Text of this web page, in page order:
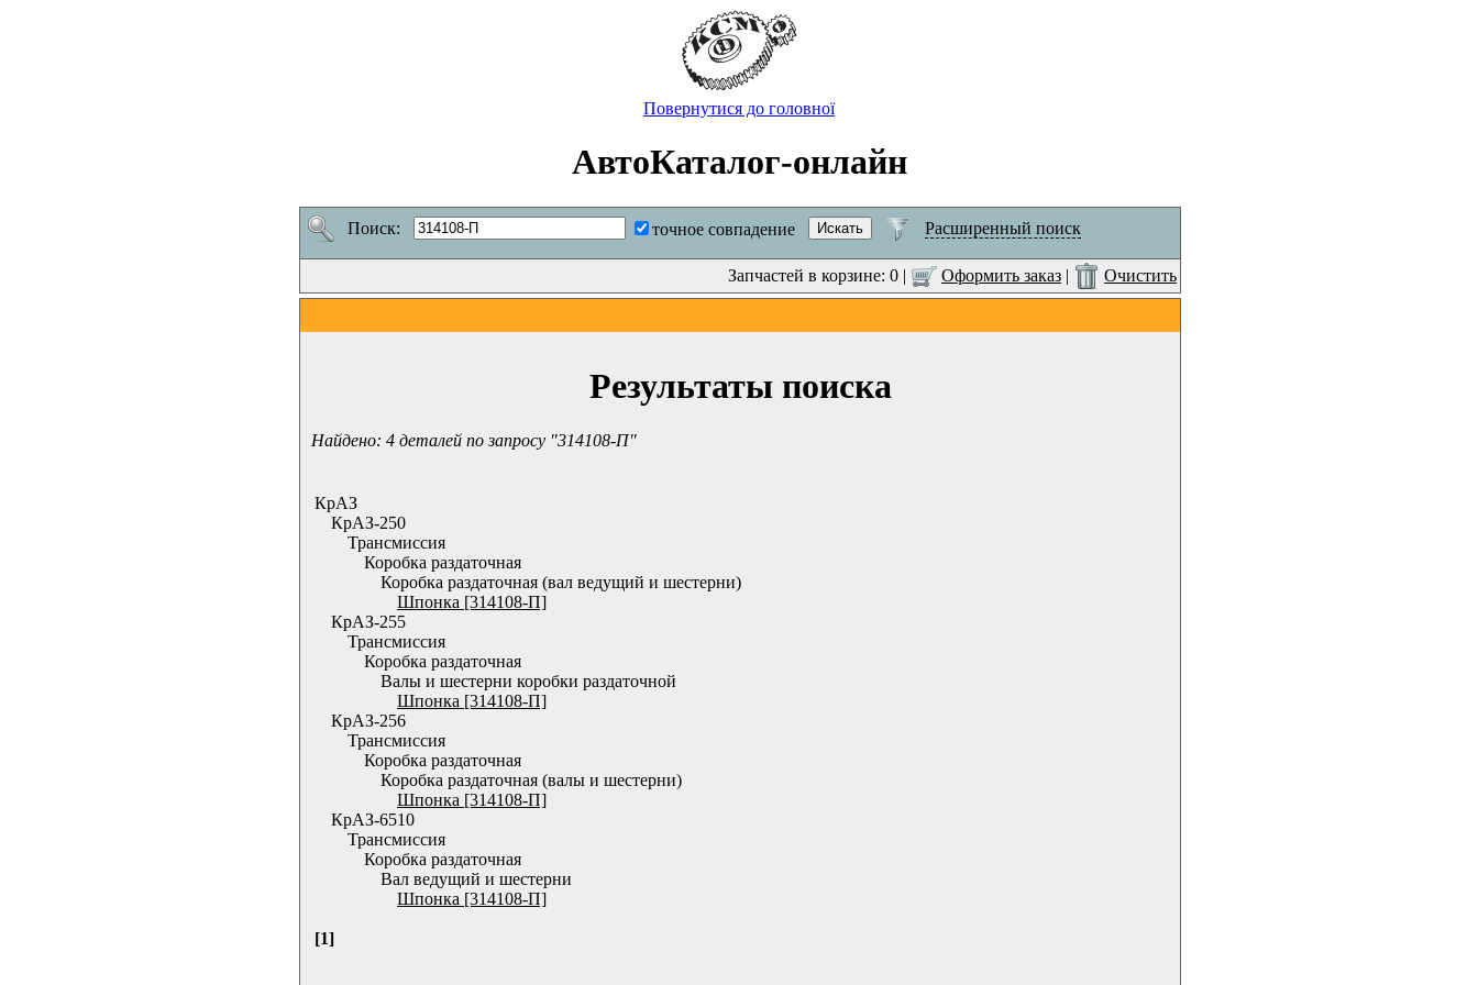
Повернутися до головної
АвтоКаталог-онлайн
Поиск: точное совпадение Расширенный поиск
Запчастей в корзине: 0 | Оформить заказ | Очистить
Результаты поиска
Найдено: 4 деталей по запросу "314108-П"
КрАЗ
КрАЗ-250
Трансмиссия
Коробка раздаточная
Коробка раздаточная (вал ведущий и шестерни)
Шпонка [314108-П]
КрАЗ-255
Трансмиссия
Коробка раздаточная
Валы и шестерни коробки раздаточной
Шпонка [314108-П]
КрАЗ-256
Трансмиссия
Коробка раздаточная
Коробка раздаточная (валы и шестерни)
Шпонка [314108-П]
КрАЗ-6510
Трансмиссия
Коробка раздаточная
Вал ведущий и шестерни
Шпонка [314108-П]
[1]